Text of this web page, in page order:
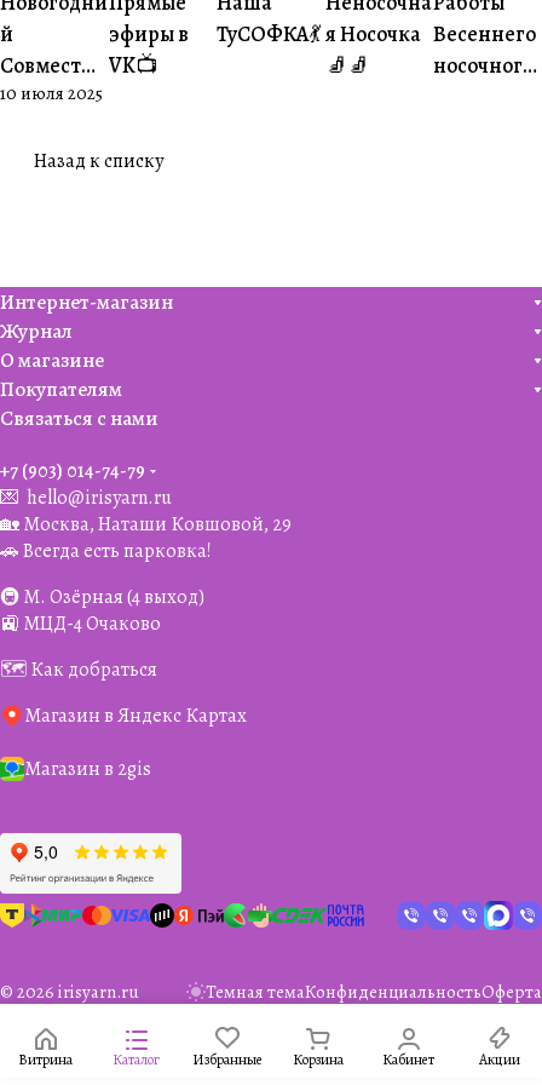
#Совместники
й
Совместни
к🎄
10 июля 2025
#Житуха
эфиры в
VK📺
#Совместники
ТуСОФКА💃
творчество
я Носочка
🧦🧦
Весеннего
носочного
Назад к списку
Интернет-магазин
Журнал
О магазине
Покупателям
Связаться с нами
+7 (903) 014-74-79‬
💌 hello@irisyarn.ru
🏡 Москва, Наташи Ковшовой, 29
🚗 Всегда есть парковка!
🚇 М. Озёрная (4 выход)
🚉 МЦД-4 Очаково
🗺️ Как добраться
Магазин в Яндекс Картах
Магазин в 2gis
© 2026 irisyarn.ru Темная темаКонфиденциальностьОферта
Витрина Каталог Избранные Корзина Кабинет Акции